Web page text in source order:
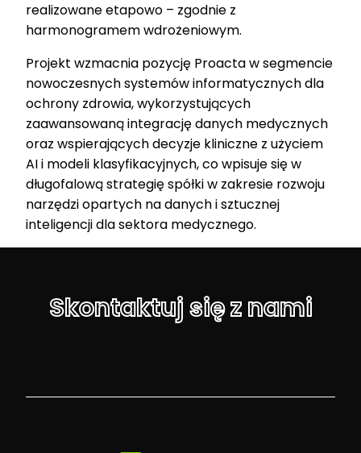
realizowane etapowo – zgodnie z
harmonogramem wdrożeniowym.
Projekt wzmacnia pozycję Proacta w segmencie
nowoczesnych systemów informatycznych dla
ochrony zdrowia, wykorzystujących
zaawansowaną integrację danych medycznych
oraz wspierających decyzje kliniczne z użyciem
AI i modeli klasyfikacyjnych, co wpisuje się w
długofalową strategię spółki w zakresie rozwoju
narzędzi opartych na danych i sztucznej
inteligencji dla sektora medycznego.
Skontaktuj się z nami